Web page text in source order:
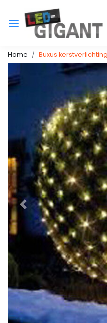
Home Buxus
Vorige